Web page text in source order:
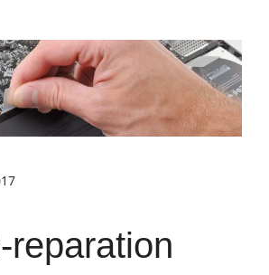
reparation